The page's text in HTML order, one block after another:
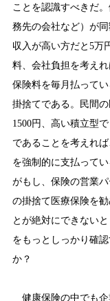
ことを認識すべきだ
務先の会社など）が同
収入が高い方だと5万
料、会社負担を考え
保険料を毎月払って
掛捨てである。民間
1500円、高い積立型
であることを考えれ
を強制的に支払って
がもし、保険の営業
の掛捨て医療保険を
とが絶対にできない
をもっとしっかり確
か？
健康保険の中でも企